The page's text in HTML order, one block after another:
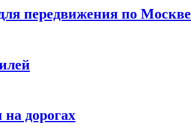
передвижения по Москве
дорогах